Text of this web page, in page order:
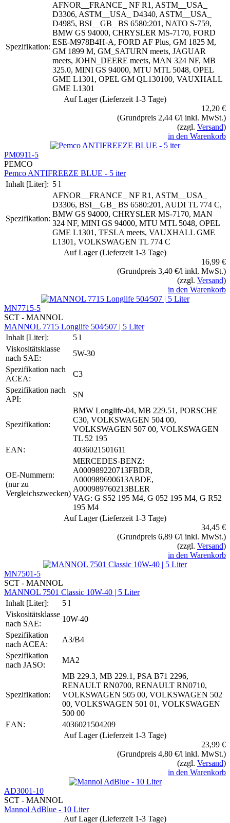
Spezifikation:
AFNOR__FRANCE_ NF R1, ASTM__USA_
D3306, ASTM__USA_ D4340, ASTM__USA_
D4985, BSI__GB_ BS 6580:201, NATO S-759,
BMW GS 94000, CHRYSLER MS-7170, FORD
ESE-M978B4H-A, FORD AF Plus, GM 1825 M,
GM 1899 M, GM_SATURN meets, JAGUAR
meets, JOHN_DEERE meets, MAN 324 NF, MB
325.0, MINI GS 94000, MTU MTL 5048, OPEL
GME L1301, OPEL GM QL130100, VAUXHALL
GME L1301
Auf Lager (Lieferzeit 1-3 Tage)
12,20 €
(Grundpreis 2,44 €/l inkl. MwSt.)
(zzgl. Versand)
in den Warenkorb
PM0911-5
PEMCO
Pemco ANTIFREEZE BLUE - 5 iter
Inhalt [Liter]: 5 l
Spezifikation:
AFNOR__FRANCE_ NF R1, ASTM__USA_
D3306, BSI__GB_ BS 6580:201, AUDI TL 774 C,
BMW GS 94000, CHRYSLER MS-7170, MAN
324 NF, MINI GS 94000, MTU MTL 5048, OPEL
GME L1301, TESLA meets, VAUXHALL GME
L1301, VOLKSWAGEN TL 774 C
Auf Lager (Lieferzeit 1-3 Tage)
16,99 €
(Grundpreis 3,40 €/l inkl. MwSt.)
(zzgl. Versand)
in den Warenkorb
MN7715-5
SCT - MANNOL
MANNOL 7715 Longlife 504⁄507 | 5 Liter
Inhalt [Liter]:
5 l
Viskositätsklasse
nach SAE:
5W-30
Spezifikation nach
ACEA:
C3
Spezifikation nach
API:
SN
Spezifikation:
BMW Longlife-04, MB 229.51, PORSCHE
C30, VOLKSWAGEN 504 00,
VOLKSWAGEN 507 00, VOLKSWAGEN
TL 52 195
EAN:
4036021501611
OE-Nummern:
(nur zu
Vergleichszwecken)
MERCEDES-BENZ:
A000989220713FBDR,
A000989690613ABDE,
A000989760213BLER
VAG: G S52 195 M4, G 052 195 M4, G R52
195 M4
Auf Lager (Lieferzeit 1-3 Tage)
34,45 €
(Grundpreis 6,89 €/l inkl. MwSt.)
(zzgl. Versand)
in den Warenkorb
MN7501-5
SCT - MANNOL
MANNOL 7501 Classic 10W-40 | 5 Liter
Inhalt [Liter]:
5 l
Viskositätsklasse
nach SAE:
10W-40
Spezifikation
nach ACEA:
A3/B4
Spezifikation
nach JASO:
MA2
Spezifikation:
MB 229.3, MB 229.1, PSA B71 2296,
RENAULT RN0700, RENAULT RN0710,
VOLKSWAGEN 505 00, VOLKSWAGEN 502
00, VOLKSWAGEN 501 01, VOLKSWAGEN
500 00
EAN:
4036021504209
Auf Lager (Lieferzeit 1-3 Tage)
23,99 €
(Grundpreis 4,80 €/l inkl. MwSt.)
(zzgl. Versand)
in den Warenkorb
AD3001-10
SCT - MANNOL
Mannol AdBlue - 10 Liter
Auf Lager (Lieferzeit 1-3 Tage)